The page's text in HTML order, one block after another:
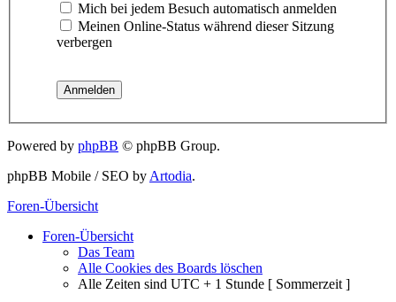
Mich bei jedem Besuch automatisch anmelden
Meinen Online-Status während dieser Sitzung
verbergen
Powered by phpBB © phpBB Group.
phpBB Mobile / SEO by Artodia.
Foren-Übersicht
Foren-Übersicht
Das Team
Alle Cookies des Boards löschen
Alle Zeiten sind UTC + 1 Stunde [ Sommerzeit ]